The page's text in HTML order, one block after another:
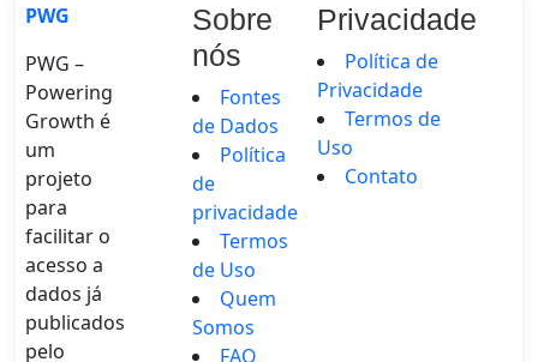
PWG
PWG –
Powering
Growth é
um
projeto
para
facilitar o
acesso a
dados já
publicados
pelo
Sobre
nós
Fontes
de Dados
Política
de
privacidade
Termos
de Uso
Quem
Somos
FAQ
Privacidade
Política de
Privacidade
Termos de
Uso
Contato